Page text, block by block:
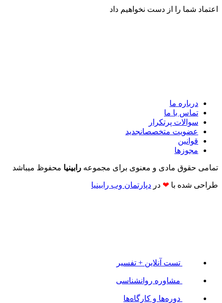
اعتماد شما را از دست نخواهیم داد
درباره ما
تماس با ما
سوالات پرتکرار
عضویت متخصصانجدید
قوانین
مجوزها
تمامی حقوق مادی و معنوی برای مجموعه رابینیا محفوظ میباشد
طراحی شده با ❤ در دپارتمان وب رابینیا​​
تست آنلاین + تفسیر
مشاوره روانشناسی
دوره‌ها و کارگاه‌ها